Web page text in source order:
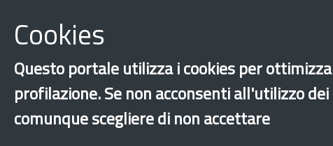
Cookies
Questo portale utilizza i cookies per
profilazione. Se non acconsenti all'utilizzo
comunque scegliere di non accettare